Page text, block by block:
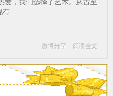
爱，我们选择了艺术。从古至
有....
微博分享 阅读全文